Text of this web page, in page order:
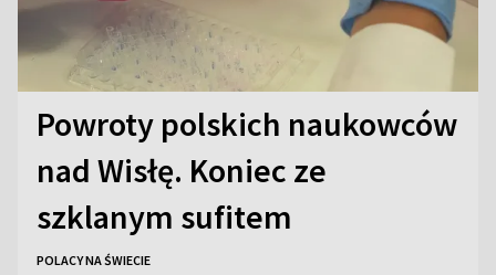
Powroty polskich naukowców
nad Wisłę. Koniec ze
szklanym sufitem
POLACY NA ŚWIECIE